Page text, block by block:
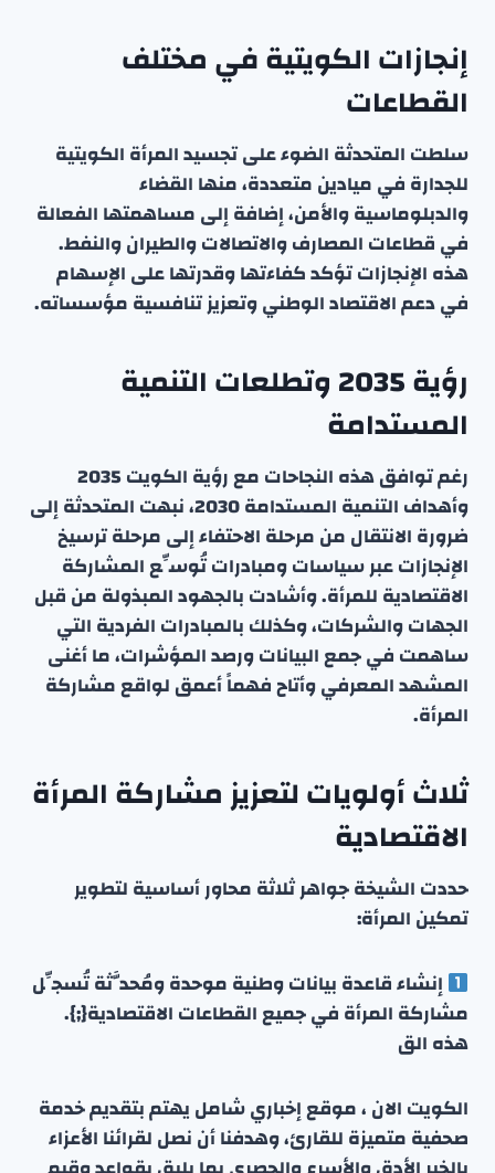
إنجازات الكويتية في مختلف
القطاعات
سلطت المتحدثة الضوء على تجسيد المرأة الكويتية
للجدارة في ميادين متعددة، منها القضاء
والدبلوماسية والأمن، إضافة إلى مساهمتها الفعالة
في قطاعات المصارف والاتصالات والطيران والنفط.
هذه الإنجازات تؤكد كفاءتها وقدرتها على الإسهام
في دعم الاقتصاد الوطني وتعزيز تنافسية مؤسساته.
رؤية 2035 وتطلعات التنمية
المستدامة
رغم توافق هذه النجاحات مع رؤية الكويت 2035
وأهداف التنمية المستدامة 2030، نبهت المتحدثة إلى
ضرورة الانتقال من مرحلة الاحتفاء إلى مرحلة ترسيخ
الإنجازات عبر سياسات ومبادرات تُوسِّع المشاركة
الاقتصادية للمرأة. وأشادت بالجهود المبذولة من قبل
الجهات والشركات، وكذلك بالمبادرات الفردية التي
ساهمت في جمع البيانات ورصد المؤشرات، ما أغنى
المشهد المعرفي وأتاح فهماً أعمق لواقع مشاركة
المرأة.
ثلاث أولويات لتعزيز مشاركة المرأة
الاقتصادية
حددت الشيخة جواهر ثلاثة محاور أساسية لتطوير
تمكين المرأة:
إنشاء قاعدة بيانات وطنية موحدة ومُحدَّثة تُسجِّل
مشاركة المرأة في جميع القطاعات الاقتصادية{;}.
هذه الق
الكويت الان ، موقع إخباري شامل يهتم بتقديم خدمة
صحفية متميزة للقارئ، وهدفنا أن نصل لقرائنا الأعزاء